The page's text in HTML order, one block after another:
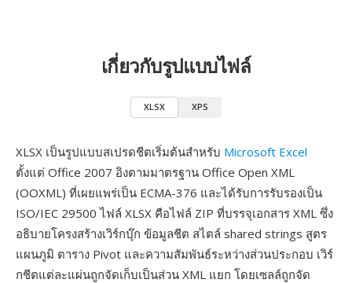
เกี่ยวกับรูปแบบไฟล์
XLSX XPS
XLSX เป็นรูปแบบสเปรดชีตเริ่มต้นสำหรับ Microsoft Excel
ตั้งแต่ Office 2007 อิงตามมาตรฐาน Office Open XML
(OOXML) ที่เผยแพร่เป็น ECMA-376 และได้รับการรับรองเป็น
ISO/IEC 29500 ไฟล์ XLSX คือไฟล์ ZIP ที่บรรจุเอกสาร XML ซึ่ง
อธิบายโครงสร้างเวิร์กบุ๊ก ข้อมูลชีต สไตล์ shared strings สูตร
แผนภูมิ ตาราง Pivot และความสัมพันธ์ระหว่างส่วนประกอบ เวิร์
กชีตแต่ละแผ่นถูกจัดเก็บเป็นส่วน XML แยก โดยเซลล์ถูกจัด